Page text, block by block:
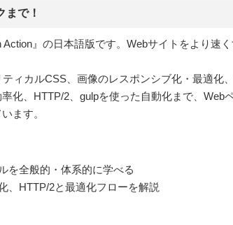
で！
』の日本語版です。Webサイトをより速
ィカルCSS、画像のレスポンシブ化・最適化
化、HTTP/2、gulpを使った自動化まで、Web
ます。
を全般的・体系的に学べる
、HTTP/2と最適化フローを解説